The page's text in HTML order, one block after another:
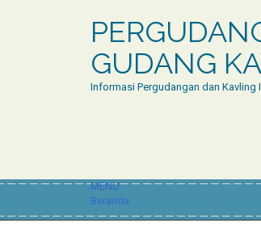
GUDANG
Informasi Pergudangan dan Kavling
MENU
Beranda